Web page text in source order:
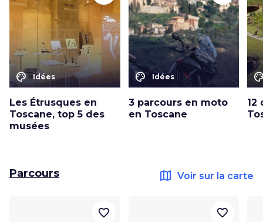
color_lens Idées
Les Étrusques en
Toscane, top 5 des
musées
color_lens Idées
3 parcours en moto
en Toscane
12
Parcours map Voir sur la carte
favorite_border favorite_border